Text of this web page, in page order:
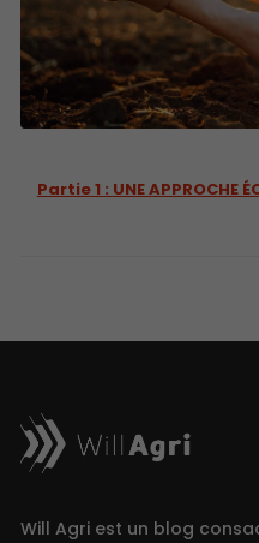
Partie 1 : UNE APPROCHE
Will Agri est un blog